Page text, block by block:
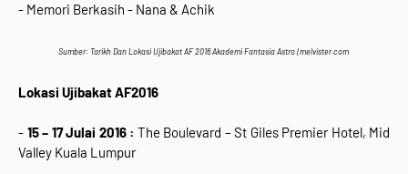
- Memori Berkasih - Nana & Achik
Sumber: Tarikh Dan Lokasi Ujibakat AF 2016 Akademi Fantasia Astro | melvister.com
Lokasi Ujibakat AF2016
- 15 – 17 Julai 2016 : The Boulevard – St Giles Premier Hotel, Mid
Valley Kuala Lumpur